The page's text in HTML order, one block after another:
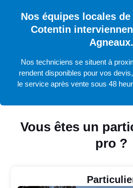
Vous êtes un
pro ?
Nos équipes locales
Cotentin
Agneaux.
Nos techniciens se situent à
rendent disponibles pour vos
le service après vente sous 48